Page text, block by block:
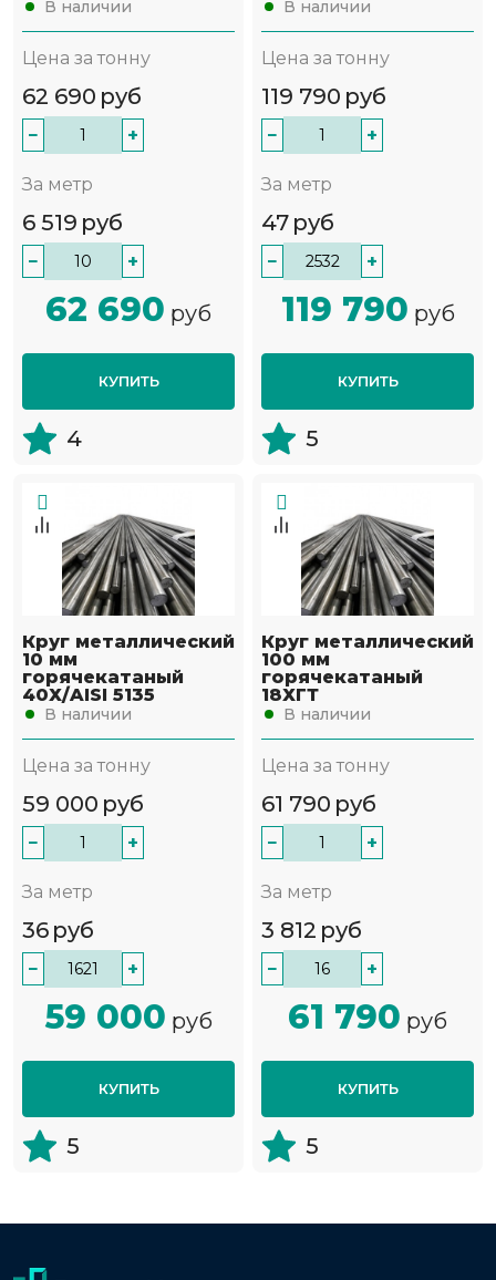
В наличии
Цена за тонну
62 690 руб
− +
За метр
6 519 руб
− +
62 690 руб
КУПИТЬ
4
В наличии
Цена за тонну
119 790 руб
− +
За метр
47 руб
− +
119 790 руб
КУПИТЬ
5
Круг металлический
10 мм
горячекатаный
40Х/AISI 5135
В наличии
Цена за тонну
59 000 руб
− +
За метр
36 руб
− +
59 000 руб
КУПИТЬ
5
Круг металлический
100 мм
горячекатаный
18ХГТ
В наличии
Цена за тонну
61 790 руб
− +
За метр
3 812 руб
− +
61 790 руб
КУПИТЬ
5